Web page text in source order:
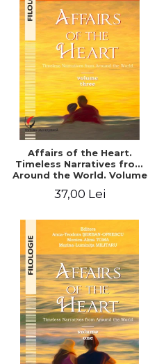
Affairs of the Heart.
Timeless Narratives from
Around the World. Volume
37,00 Lei